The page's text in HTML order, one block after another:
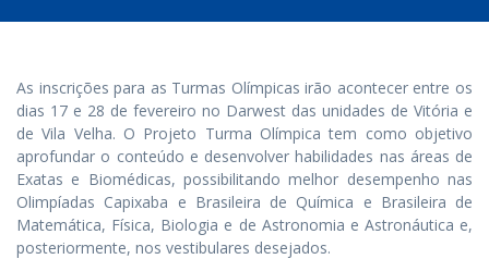
As inscrições para as Turmas Olímpicas irão acontecer entre os
dias 17 e 28 de fevereiro no Darwest das unidades de Vitória e
de Vila Velha. O Projeto Turma Olímpica tem como objetivo
aprofundar o conteúdo e desenvolver habilidades nas áreas de
Exatas e Biomédicas, possibilitando melhor desempenho nas
Olimpíadas Capixaba e Brasileira de Química e Brasileira de
Matemática, Física, Biologia e de Astronomia e Astronáutica e,
posteriormente, nos vestibulares desejados.